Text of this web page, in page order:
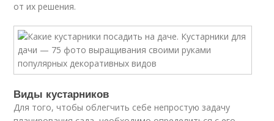
от их решения.
Виды кустарников
Для того, чтобы облегчить себе непростую задачу